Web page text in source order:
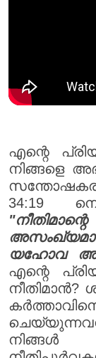
എന്റെ
നിങ്ങളെ
34:19
യഹോവ
എന്റെ
നിങ്ങൾ